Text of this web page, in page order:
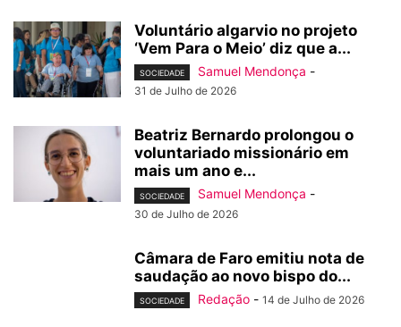
Voluntário algarvio no projeto
‘Vem Para o Meio’ diz que a...
SOCIEDADE Samuel Mendonça -
31 de Julho de 2026
Beatriz Bernardo prolongou o
voluntariado missionário em
mais um ano e...
SOCIEDADE Samuel Mendonça -
30 de Julho de 2026
Câmara de Faro emitiu nota de
saudação ao novo bispo do...
SOCIEDADE Redação - 14 de Julho de 2026